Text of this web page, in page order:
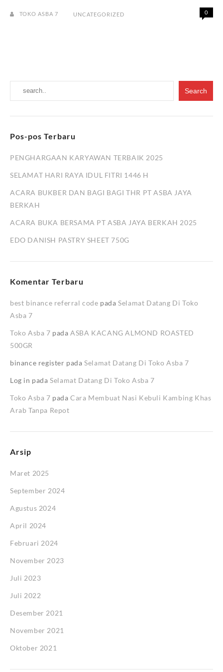
TOKO ASBA 7 UNCATEGORIZED 0
Pos-pos Terbaru
PENGHARGAAN KARYAWAN TERBAIK 2025
SELAMAT HARI RAYA IDUL FITRI 1446 H
ACARA BUKBER DAN BAGI BAGI THR PT ASBA JAYA
BERKAH
ACARA BUKA BERSAMA PT ASBA JAYA BERKAH 2025
EDO DANISH PASTRY SHEET 750G
Komentar Terbaru
best binance referral code padaSelamat Datang Di Toko
Asba 7
Toko Asba 7 padaASBA KACANG ALMOND ROASTED
500GR
binance register padaSelamat Datang Di Toko Asba 7
Log in padaSelamat Datang Di Toko Asba 7
Toko Asba 7 padaCara Membuat Nasi Kebuli Kambing Khas
Arab Tanpa Repot
Arsip
Maret 2025
September 2024
Agustus 2024
April 2024
Februari 2024
November 2023
Juli 2023
Juli 2022
Desember 2021
November 2021
Oktober 2021